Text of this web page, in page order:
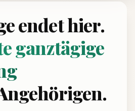
endet hier.
ganztägige